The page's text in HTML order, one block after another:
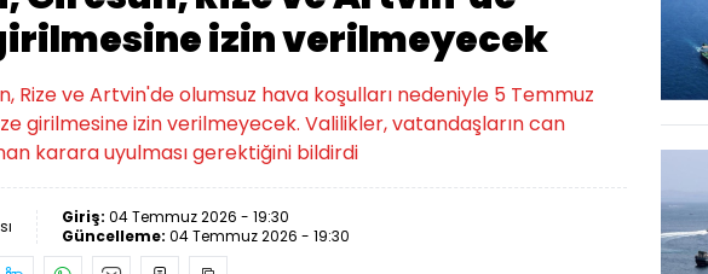
izin verilmeyecek
Rize ve Artvin'de olumsuz hava koşulları nedeniyle 5 Temmuz
girilmesine izin verilmeyecek. Valilikler, vatandaşların can
karara uyulması gerektiğini bildirdi
Giriş: 04 Temmuz 2026 - 19:30
Güncelleme: 04 Temmuz 2026 - 19:30